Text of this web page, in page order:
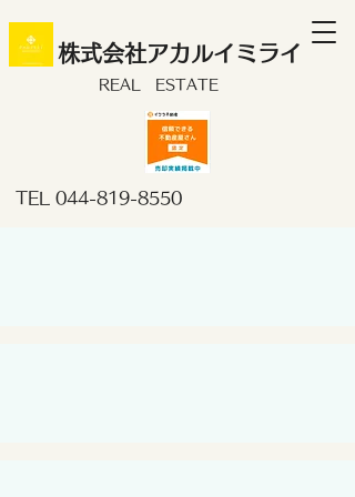
株式会社アカルイミライ
REAL ESTATE
TEL 044-819-8550